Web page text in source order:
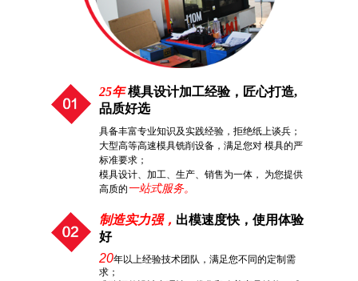
25年模具设计加工经验，匠心打造,
品质好选
具备丰富专业知识及实践经验，拒绝纸上谈兵；
大型高等高速模具铣削设备，满足您对 模具的严
标准要求；
模具设计、加工、生产、销售为一体， 为您提供
高质的 一站式服务。
制造实力强， 出模速度快，使用体验
好
20年以上经验技术团队，满足您不同的定制需
求；